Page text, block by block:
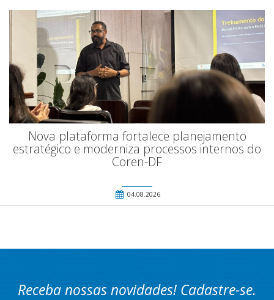
Nova plataforma fortalece planejamento
estratégico e moderniza processos internos do
Coren-DF
04.08.2026
Receba nossas novidades! Cadastre-se.